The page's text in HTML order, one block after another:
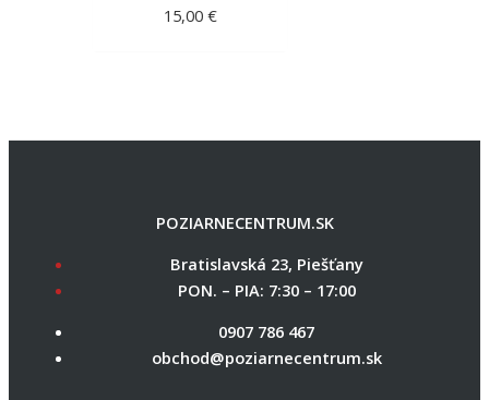
15,00 €
POZIARNECENTRUM.SK
Bratislavská 23, Piešťany
PON. – PIA: 7:30 – 17:00
0907 786 467
obchod@poziarnecentrum.sk